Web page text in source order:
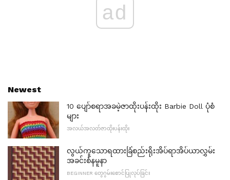
ad
Newest
10 ပျော်စရာအခမဲ့ဇာထိုးပန်းထိုး Barbie Doll ပုံစံ
များ
အလယ်အလတ်ဇာထိုးပန်းထိုး
လွယ်ကူသောရထားခြံစည်းရိုးအိပ်ရာအိပ်ယာလွှမ်း
အခင်းစံနမူနာ
BEGINNER တွေဂွမ်းစောင်ပြုလုပ်ခြင်း